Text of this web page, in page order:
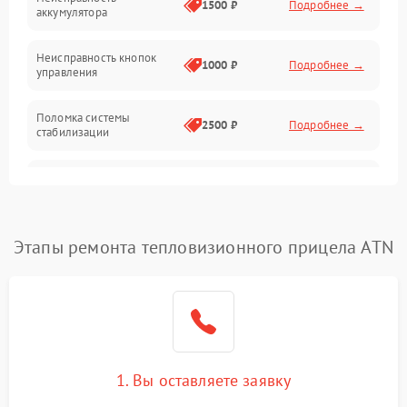
аккумулятора
1500 ₽ Подробнее →
Неисправность кнопок
управления
1000 ₽ Подробнее →
Поломка системы
стабилизации
2500 ₽ Подробнее →
Wi-Fi
1500 ₽ Подробнее →
2000 ₽
1500 ₽
Этапы ремонта тепловизионного прицела ATN
1. Вы оставляете заявку